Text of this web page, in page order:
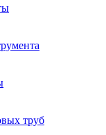
труб